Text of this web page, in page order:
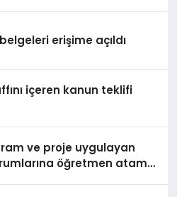
erişime açıldı
içeren kanun teklifi
ve proje uygulayan
öğretmen atama